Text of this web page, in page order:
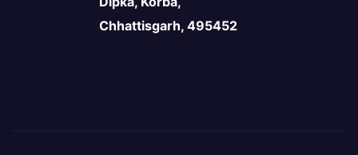
Chhattisgarh, 495452